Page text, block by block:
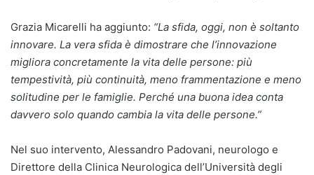
Grazia Micarelli ha aggiunto: “La sfida, oggi, non è soltanto
innovare. La vera sfida è dimostrare che l’innovazione
migliora concretamente la vita delle persone: più
tempestività, più continuità, meno frammentazione e meno
solitudine per le famiglie. Perché una buona idea conta
davvero solo quando cambia la vita delle persone.”
Nel suo intervento, Alessandro Padovani, neurologo e
Direttore della Clinica Neurologica dell’Università degli